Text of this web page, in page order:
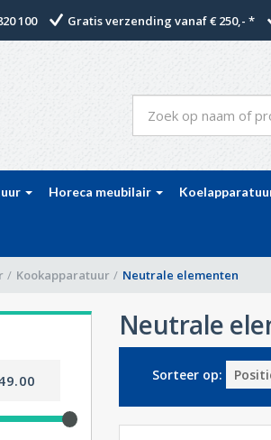
100 Gratis verzending vanaf € 250,- *
Horeca meubilair
/ Kookapparatuur / Neutrale elementen
Neutrale
Sorteer op: